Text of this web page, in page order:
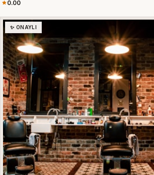
0.00
✨ ONAYLI